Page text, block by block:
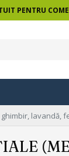
PENTRU
lavandă,